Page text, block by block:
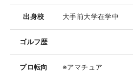
出身校 大手前大学在学中
ゴルフ歴
プロ転向 ※アマチュア